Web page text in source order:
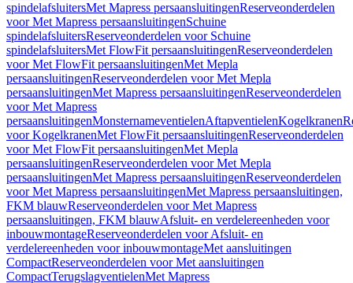
spindelafsluitersMet Mapress persaansluitingenReserveonderdelen
voor Met Mapress persaansluitingenSchuine
spindelafsluitersReserveonderdelen voor Schuine
spindelafsluitersMet FlowFit persaansluitingenReserveonderdelen
voor Met FlowFit persaansluitingenMet Mepla
persaansluitingenReserveonderdelen voor Met Mepla
persaansluitingenMet Mapress persaansluitingenReserveonderdelen
voor Met Mapress
persaansluitingenMonsternameventielenAftapventielenKogelkranen
voor KogelkranenMet FlowFit persaansluitingenReserveonderdelen
voor Met FlowFit persaansluitingenMet Mepla
persaansluitingenReserveonderdelen voor Met Mepla
persaansluitingenMet Mapress persaansluitingenReserveonderdelen
voor Met Mapress persaansluitingenMet Mapress persaansluitingen,
FKM blauwReserveonderdelen voor Met Mapress
persaansluitingen, FKM blauwAfsluit- en verdelereenheden voor
inbouwmontageReserveonderdelen voor Afsluit- en
verdelereenheden voor inbouwmontageMet aansluitingen
CompactReserveonderdelen voor Met aansluitingen
CompactTerugslagventielenMet Mapress